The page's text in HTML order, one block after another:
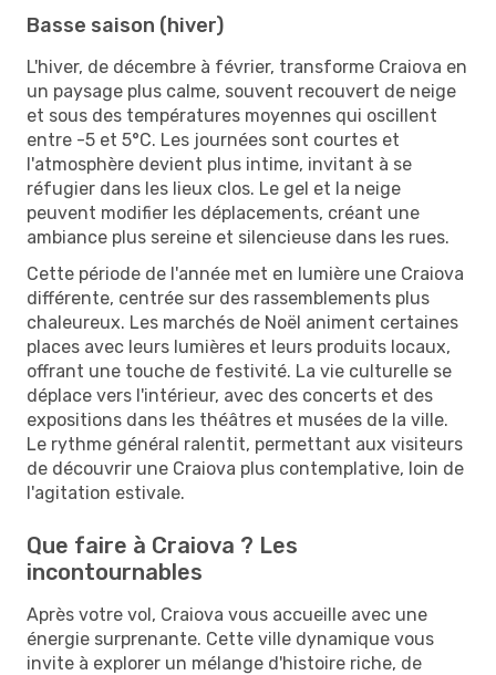
Basse saison (hiver)
L'hiver, de décembre à février, transforme Craiova en
un paysage plus calme, souvent recouvert de neige
et sous des températures moyennes qui oscillent
entre -5 et 5°C. Les journées sont courtes et
l'atmosphère devient plus intime, invitant à se
réfugier dans les lieux clos. Le gel et la neige
peuvent modifier les déplacements, créant une
ambiance plus sereine et silencieuse dans les rues.
Cette période de l'année met en lumière une Craiova
différente, centrée sur des rassemblements plus
chaleureux. Les marchés de Noël animent certaines
places avec leurs lumières et leurs produits locaux,
offrant une touche de festivité. La vie culturelle se
déplace vers l'intérieur, avec des concerts et des
expositions dans les théâtres et musées de la ville.
Le rythme général ralentit, permettant aux visiteurs
de découvrir une Craiova plus contemplative, loin de
l'agitation estivale.
Que faire à Craiova ? Les
incontournables
Après votre vol, Craiova vous accueille avec une
énergie surprenante. Cette ville dynamique vous
invite à explorer un mélange d'histoire riche, de